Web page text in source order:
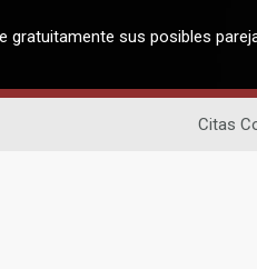
gratuitamente sus posibles
Citas